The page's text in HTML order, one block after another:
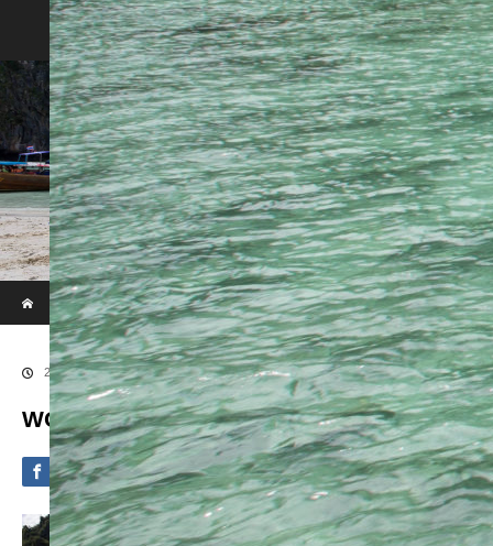
Phi Phi & Khai Island by Speed Boat
ホーム
ブログ
WOWL7841
2020.09.4
WOWL7841